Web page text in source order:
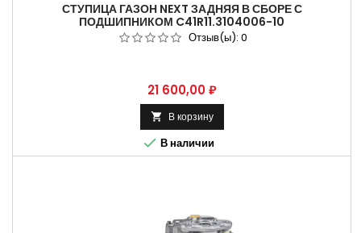
СТУПИЦА ГАЗОН NEXT ЗАДНЯЯ В СБОРЕ С
ПОДШИПНИКОМ C41R11.3104006-10
Отзыв(ы): 0
Цена
21 600,00 ₽
 В корзину
 В наличии